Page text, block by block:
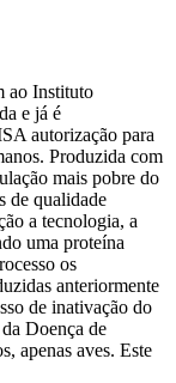
ao Instituto
e já é
autorização para
Produzida com
mais pobre do
de qualidade
a tecnologia, a
uma proteína
os
anteriormente
de inativação do
Doença de
apenas aves. Este